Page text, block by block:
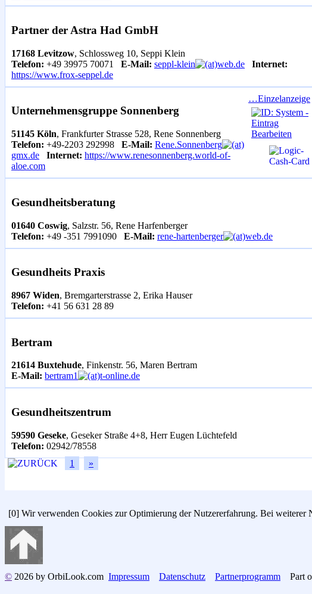
Partner der Astra Had GmbH
17168 Levitzow, Schlossweg 10, Seppi Klein
Telefon: +49 39975 70071 E-Mail: seppl-klein web.de
Internet:
https://www.frox-seppel.de
…Einzelanzeige
Unternehmensgruppe Sonnenberg
51145 Köln, Frankfurter Strasse 528, Rene Sonnenberg
Telefon: +49-2203 292998 E-Mail: Rene.Sonnenberg
gmx.de
Internet: https://www.renesonnenberg.world-of-
aloe.com
Gesundheitsberatung
01640 Coswig, Salzstr. 56, Rene Harfenberger
Telefon: +49 -351 7991090 E-Mail: rene-hartenberger web.de
Gesundheits Praxis
8967 Widen, Bremgarterstrasse 2, Erika Hauser
Telefon: +41 56 631 28 89
Bertram
21614 Buxtehude, Finkenstr. 56, Maren Bertram
E-Mail: bertram1 t-online.de
Gesundheitszentrum
59590 Geseke, Geseker Straße 4+8, Herr Eugen Lüchtefeld
Telefon: 02942/78558
1
»
[0] Wir verwenden Cookies zur Optimierung der Nutzererfahrung. Bei weiterer
© 2026 by OrbiLook.com Impressum Datenschutz Partnerprogramm Part